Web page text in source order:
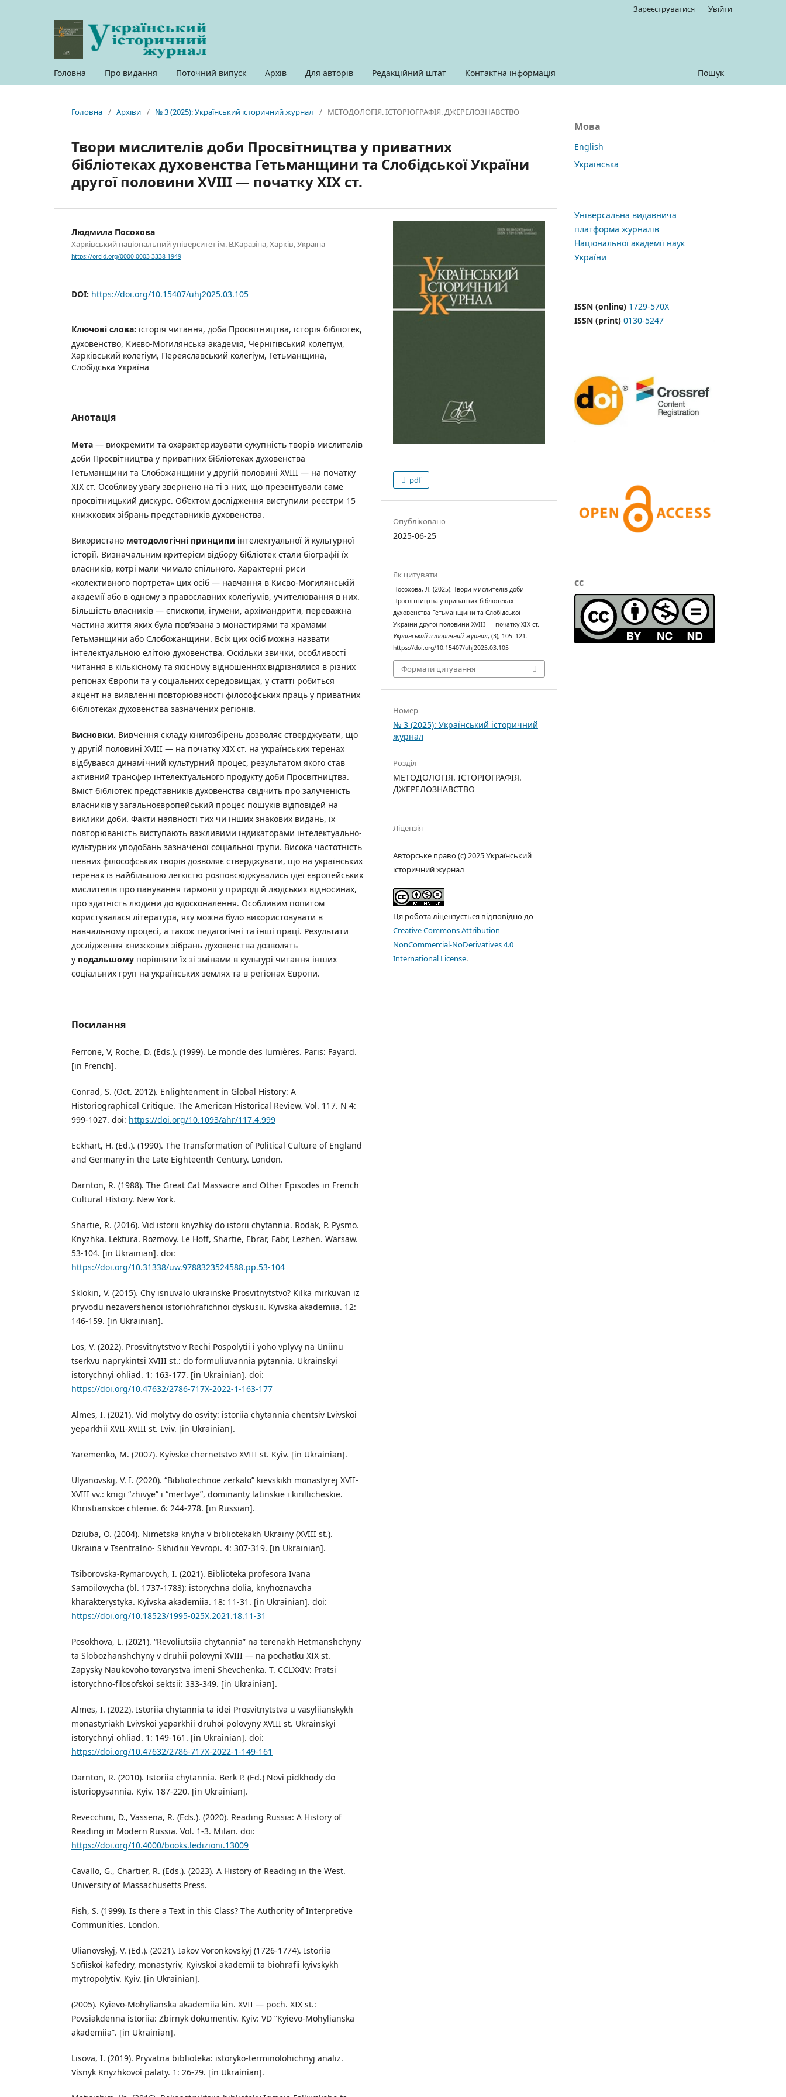
Головна Про видання Поточний випуск Архів Для авторів Редакційний штат Контактна інформація Пошук
Зареєструватися Увійти
Головна / Архіви / № 3 (2025): Український історичний журнал / МЕТОДОЛОГІЯ. ІСТОРІОГРАФІЯ. ДЖЕРЕЛОЗНАВСТВО
Твори мислителів доби Просвітництва у приватних
бібліотеках духовенства Гетьманщини та Слобідської України
другої половини XVIII — початку ХІХ ст.
Людмила Посохова
Харківський національний університет ім. В.Каразіна, Харків, Україна
https://orcid.org/0000-0003-3338-1949
DOI: https://doi.org/10.15407/uhj2025.03.105
Ключові слова: історія читання, доба Просвітництва, історія бібліотек,
духовенство, Києво-Могилянська академія, Чернігівський колегіум,
Харківський колегіум, Переяславський колегіум, Гетьманщина,
Слобідська Україна
Анотація
Мета — виокремити та охарактеризувати сукупність творів мислителів
доби Просвітництва у приватних бібліотеках духовенства
Гетьманщини та Слобожанщини у другій половині XVIII — на початку
ХІХ ст. Особливу увагу звернено на ті з них, що презентували саме
просвітницький дискурс. Об’єктом дослідження виступили реєстри 15
книжкових зібрань представників духовенства.
Використано методологічні принципи інтелектуальної й культурної
історії. Визначальним критерієм відбору бібліотек стали біографії їх
власників, котрі мали чимало спільного. Характерні риси
«колективного портрета» цих осіб — навчання в Києво-Могилянській
академії або в одному з православних колегіумів, учителювання в них.
Більшість власників — єпископи, ігумени, архімандрити, переважна
частина життя яких була пов’язана з монастирями та храмами
Гетьманщини або Слобожанщини. Всіх цих осіб можна назвати
інтелектуальною елітою духовенства. Оскільки звички, особливості
читання в кількісному та якісному відношеннях відрізнялися в різних
регіонах Європи та у соціальних середовищах, у статті робиться
акцент на виявленні повторюваності філософських праць у приватних
бібліотеках духовенства зазначених регіонів.
Висновки. Вивчення складу книгозбірень дозволяє стверджувати, що
у другій половині XVIII — на початку ХІХ ст. на українських теренах
відбувався динамічний культурний процес, результатом якого став
активний трансфер інтелектуального продукту доби Просвітництва.
Вміст бібліотек представників духовенства свідчить про залученість
власників у загальноєвропейський процес пошуків відповідей на
виклики доби. Факти наявності тих чи інших знакових видань, їх
повторюваність виступають важливими індикаторами інтелектуально-
культурних уподобань зазначеної соціальної групи. Висока частотність
певних філософських творів дозволяє стверджувати, що на українських
теренах із найбільшою легкістю розповсюджувались ідеї європейських
мислителів про панування гармонії у природі й людських відносинах,
про здатність людини до вдосконалення. Особливим попитом
користувалася література, яку можна було використовувати в
навчальному процесі, а також педагогічні та інші праці. Результати
дослідження книжкових зібрань духовенства дозволять
у подальшому порівняти їх зі змінами в культурі читання інших
соціальних груп на українських землях та в регіонах Європи.
Посилання
Ferrone, V, Roche, D. (Eds.). (1999). Le monde des lumières. Paris: Fayard.
[in French].
Conrad, S. (Oct. 2012). Enlightenment in Global History: A
Historiographical Critique. The American Historical Review. Vol. 117. N 4:
999-1027. doi: https://doi.org/10.1093/ahr/117.4.999
Eckhart, H. (Ed.). (1990). The Transformation of Political Culture of England
and Germany in the Late Eighteenth Century. London.
Darnton, R. (1988). The Great Cat Massacre and Other Episodes in French
Cultural History. New York.
Shartie, R. (2016). Vid istorii knyzhky do istorii chytannia. Rodak, P. Pysmo.
Knyzhka. Lektura. Rozmovy. Le Hoff, Shartie, Ebrar, Fabr, Lezhen. Warsaw.
53-104. [in Ukrainian]. doi:
https://doi.org/10.31338/uw.9788323524588.pp.53-104
Sklokin, V. (2015). Chy isnuvalo ukrainske Prosvitnytstvo? Kilka mirkuvan iz
pryvodu nezavershenoi istoriohrafichnoi dyskusii. Kyivska akademiia. 12:
146-159. [in Ukrainian].
Los, V. (2022). Prosvitnytstvo v Rechi Pospolytii i yoho vplyvy na Uniinu
tserkvu naprykintsi XVIII st.: do formuliuvannia pytannia. Ukrainskyi
istorychnyi ohliad. 1: 163-177. [in Ukrainian]. doi:
https://doi.org/10.47632/2786-717X-2022-1-163-177
Almes, I. (2021). Vid molytvy do osvity: istoriia chytannia chentsiv Lvivskoi
yeparkhii XVII-XVIII st. Lviv. [in Ukrainian].
Yaremenko, M. (2007). Kyivske chernetstvo XVIII st. Kyiv. [in Ukrainian].
Ulyanovskij, V. I. (2020). “Bibliotechnoe zerkalo” kievskikh monastyrej XVII-
XVIII vv.: knigi “zhivye” i “mertvye”, dominanty latinskie i kirillicheskie.
Khristianskoe chtenie. 6: 244-278. [in Russian].
Dziuba, O. (2004). Nimetska knyha v bibliotekakh Ukrainy (XVIII st.).
Ukraina v Tsentralno- Skhidnii Yevropi. 4: 307-319. [in Ukrainian].
Tsiborovska-Rymarovych, I. (2021). Biblioteka profesora Ivana
Samoilovycha (bl. 1737-1783): istorychna dolia, knyhoznavcha
kharakterystyka. Kyivska akademiia. 18: 11-31. [in Ukrainian]. doi:
https://doi.org/10.18523/1995-025X.2021.18.11-31
Posokhova, L. (2021). “Revoliutsiia chytannia” na terenakh Hetmanshchyny
ta Slobozhanshchyny v druhii polovyni XVIII — na pochatku XIX st.
Zapysky Naukovoho tovarystva imeni Shevchenka. T. CCLXXIV: Pratsi
istorychno-filosofskoi sektsii: 333-349. [in Ukrainian].
Almes, I. (2022). Istoriia chytannia ta idei Prosvitnytstva u vasyliianskykh
monastyriakh Lvivskoi yeparkhii druhoi polovyny XVIII st. Ukrainskyi
istorychnyi ohliad. 1: 149-161. [in Ukrainian]. doi:
https://doi.org/10.47632/2786-717X-2022-1-149-161
Darnton, R. (2010). Istoriia chytannia. Berk P. (Ed.) Novi pidkhody do
istoriopysannia. Kyiv. 187-220. [in Ukrainian].
Revecchini, D., Vassena, R. (Eds.). (2020). Reading Russia: A History of
Reading in Modern Russia. Vol. 1-3. Milan. doi:
https://doi.org/10.4000/books.ledizioni.13009
Cavallo, G., Chartier, R. (Eds.). (2023). A History of Reading in the West.
University of Massachusetts Press.
Fish, S. (1999). Is there a Text in this Class? The Authority of Interpretive
Communities. London.
Ulianovskyj, V. (Ed.). (2021). Iakov Voronkovskyj (1726-1774). Istoriia
Sofiiskoi kafedry, monastyriv, Kyivskoi akademii ta biohrafii kyivskykh
mytropolytiv. Kyiv. [in Ukrainian].
(2005). Kyievo-Mohylianska akademiia kin. XVII — poch. XIX st.:
Povsiakdenna istoriia: Zbirnyk dokumentiv. Kyiv: VD “Kyievo-Mohylianska
akademiia”. [in Ukrainian].
Lisova, I. (2019). Pryvatna biblioteka: istoryko-terminolohichnyj analiz.
Visnyk Knyzhkovoi palaty. 1: 26-29. [in Ukrainian].
pdf
Опубліковано
2025-06-25
Як цитувати
Посохова, Л. (2025). Твори мислителів доби
Просвітництва у приватних бібліотеках
духовенства Гетьманщини та Слобідської
України другої половини XVIII — початку ХІХ ст.
Український історичний журнал, (3), 105–121.
https://doi.org/10.15407/uhj2025.03.105
Формати цитування
Номер
№ 3 (2025): Український історичний
журнал
Розділ
МЕТОДОЛОГІЯ. ІСТОРІОГРАФІЯ.
ДЖЕРЕЛОЗНАВСТВО
Ліцензія
Авторське право (c) 2025 Український
історичний журнал
Ця робота ліцензується відповідно до
Creative Commons Attribution-
NonCommercial-NoDerivatives 4.0
International License.
Мова
English
Українська
Універсальна видавнича
платформа журналів
Національної академії наук
України
ISSN (online) 1729-570X
ISSN (print) 0130-5247
cc